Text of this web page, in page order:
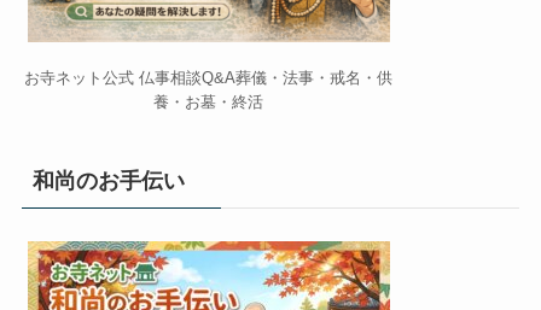
お寺ネット公式 仏事相談Q&A葬儀・法事・戒名・供
養・お墓・終活
和尚のお手伝い